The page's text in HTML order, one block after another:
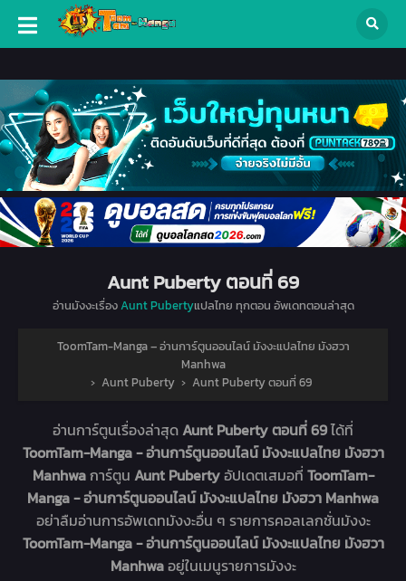
Aunt Puberty ตอนที่ 69
อ่านมังงะเรื่องAunt Pubertyแปลไทย ทุกตอน อัพเดทตอนล่าสุด
ToomTam-Manga – อ่านการ์ตูนออนไลน์ มังงะแปลไทย มังฮวา
Manhwa
› Aunt Puberty › Aunt Puberty ตอนที่ 69
อ่านการ์ตูนเรื่องล่าสุดAunt Puberty ตอนที่ 69ได้ที่
ToomTam-Manga - อ่านการ์ตูนออนไลน์ มังงะแปลไทย มังฮวา
Manhwaการ์ตูน Aunt Pubertyอัปเดตเสมอที่ ToomTam-
Manga - อ่านการ์ตูนออนไลน์ มังงะแปลไทย มังฮวา Manhwa
อย่าลืมอ่านการอัพเดทมังงะอื่น ๆ รายการคอลเลกชั่นมังงะ
ToomTam-Manga - อ่านการ์ตูนออนไลน์ มังงะแปลไทย มังฮวา
Manhwaอยู่ในเมนูรายการมังงะ